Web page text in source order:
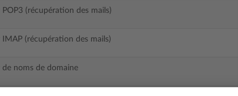
POP3 (récupération des mails)
IMAP (récupération des mails)
de noms de domaine